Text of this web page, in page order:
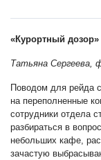
«Курортный
Татьяна Сергеева,
Поводом для рейда
на переполненные
сотрудники отдела
разбираться в
небольших кафе,
зачастую